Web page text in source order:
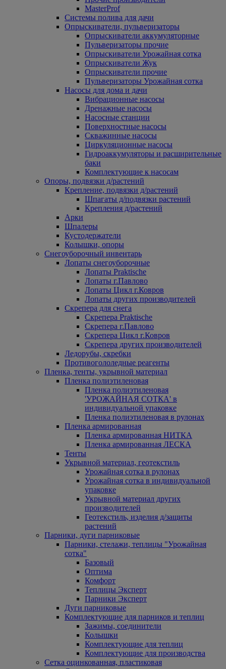
MasterProf
Системы полива для дачи
Опрыскиватели, пульверизаторы
Опрыскиватели аккумуляторные
Пульверизаторы прочие
Опрыскиватели Урожайная сотка
Опрыскиватели Жук
Опрыскиватели прочие
Пульверизаторы Урожайная сотка
Насосы для дома и дачи
Вибрационные насосы
Дренажные насосы
Насосные станции
Поверхностные насосы
Скважинные насосы
Циркуляционные насосы
Гидроаккумуляторы и расширительные
баки
Комплектующие к насосам
Опоры, подвязки д/растений
Крепление, подвязки д/растений
Шпагаты д/подвязки растений
Крепления д/растений
Арки
Шпалеры
Кустодержатели
Колышки, опоры
Снегоуборочный инвентарь
Лопаты снегоуборочные
Лопаты Praktische
Лопаты г.Павлово
Лопаты Цикл г.Ковров
Лопаты других производителей
Скрепера для снега
Скрепера Praktische
Скрепера г.Павлово
Скрепера Цикл г.Ковров
Скрепера других производителей
Ледорубы, скребки
Противогололедные реагенты
Пленка, тенты, укрывной материал
Пленка полиэтиленовая
Пленка полиэтиленовая
'УРОЖАЙНАЯ СОТКА' в
индивидуальной упаковке
Пленка полиэтиленовая в рулонах
Пленка армированная
Пленка армированная НИТКА
Пленка армированная ЛЕСКА
Тенты
Укрывной материал, геотекстиль
Урожайная сотка в рулонах
Урожайная сотка в индивидуальной
упаковке
Укрывной материал других
производителей
Геотекстиль, изделия д/защиты
растений
Парники, дуги парниковые
Парники, стелажи, теплицы "Урожайная
сотка"
Базовый
Оптима
Комфорт
Теплицы Эксперт
Парники Эксперт
Дуги парниковые
Комплектующие для парников и теплиц
Зажимы, соединители
Колышки
Комплектующие для теплиц
Комплектующие для производства
Сетка оцинкованная, пластиковая